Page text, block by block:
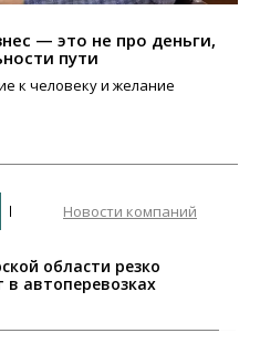
— это не про деньги,
пути
к человеку и желание
Новости компаний
области резко
в автоперевозках